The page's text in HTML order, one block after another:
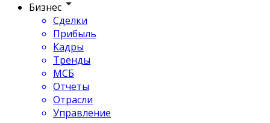
Бизнес
Сделки
Прибыль
Кадры
Тренды
МСБ
Отчеты
Отрасли
Управление